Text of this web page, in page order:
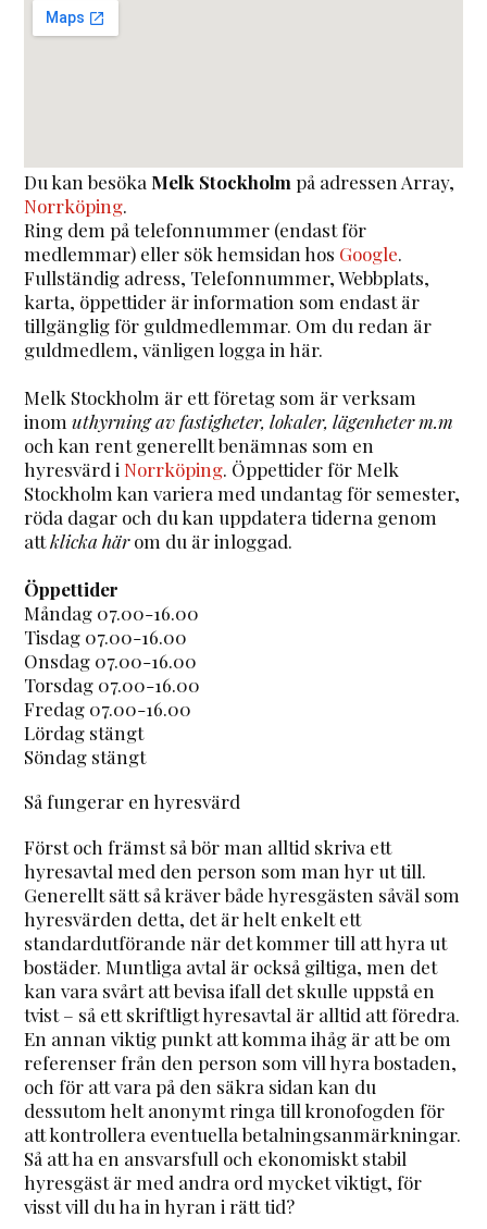
Du kan besöka Melk Stockholm på adressen Array,
Norrköping.
Ring dem på telefonnummer (endast för
medlemmar) eller sök hemsidan hos Google.
Fullständig adress, Telefonnummer, Webbplats,
karta, öppettider är information som endast är
tillgänglig för guldmedlemmar. Om du redan är
guldmedlem, vänligen logga in här.
Melk Stockholm är ett företag som är verksam
inomuthyrning av fastigheter, lokaler, lägenheter m.m
och kan rent generellt benämnas som en
hyresvärd iNorrköping. Öppettider för Melk
Stockholm kan variera med undantag för semester,
röda dagar och du kan uppdatera tiderna genom
attklicka härom du är inloggad.
Öppettider
Måndag 07.00-16.00
Tisdag 07.00-16.00
Onsdag 07.00-16.00
Torsdag 07.00-16.00
Fredag 07.00-16.00
Lördag stängt
Söndag stängt
Så fungerar en hyresvärd
Först och främst så bör man alltid skriva ett
hyresavtal med den person som man hyr ut till.
Generellt sätt så kräver både hyresgästen såväl som
hyresvärden detta, det är helt enkelt ett
standardutförande när det kommer till att hyra ut
bostäder. Muntliga avtal är också giltiga, men det
kan vara svårt att bevisa ifall det skulle uppstå en
tvist – så ett skriftligt hyresavtal är alltid att föredra.
En annan viktig punkt att komma ihåg är att be om
referenser från den person som vill hyra bostaden,
och för att vara på den säkra sidan kan du
dessutom helt anonymt ringa till kronofogden för
att kontrollera eventuella betalningsanmärkningar.
Så att ha en ansvarsfull och ekonomiskt stabil
hyresgäst är med andra ord mycket viktigt, för
visst vill du ha in hyran i rätt tid?